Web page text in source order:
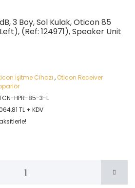
3 Boy, Sol Kulak, Oticon 85
(Ref: 124971), Speaker Unit
İşitme Cihazı , Oticon Receiver
HPR-85-3-L
TL + KDV